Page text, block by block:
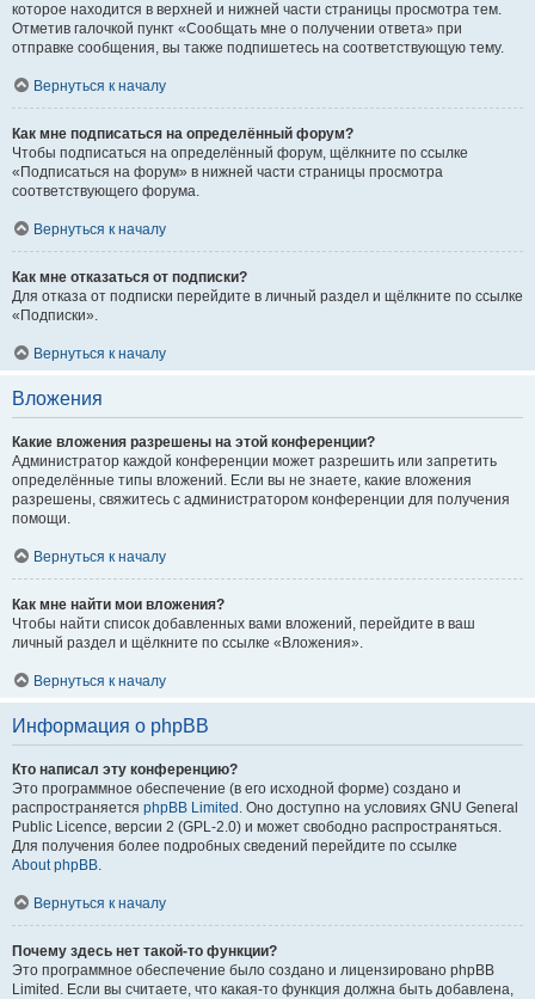
которое находится в верхней и нижней части страницы просмотра тем.
Отметив галочкой пункт «Сообщать мне о получении ответа» при
отправке сообщения, вы также подпишетесь на соответствующую тему.
Вернуться к началу
Как мне подписаться на определённый форум?
Чтобы подписаться на определённый форум, щёлкните по ссылке
«Подписаться на форум» в нижней части страницы просмотра
соответствующего форума.
Вернуться к началу
Как мне отказаться от подписки?
Для отказа от подписки перейдите в личный раздел и щёлкните по ссылке
«Подписки».
Вернуться к началу
Вложения
Какие вложения разрешены на этой конференции?
Администратор каждой конференции может разрешить или запретить
определённые типы вложений. Если вы не знаете, какие вложения
разрешены, свяжитесь с администратором конференции для получения
помощи.
Вернуться к началу
Как мне найти мои вложения?
Чтобы найти список добавленных вами вложений, перейдите в ваш
личный раздел и щёлкните по ссылке «Вложения».
Вернуться к началу
Информация о phpBB
Кто написал эту конференцию?
Это программное обеспечение (в его исходной форме) создано и
распространяется phpBB Limited . Оно доступно на условиях GNU General
Public Licence, версии 2 (GPL-2.0) и может свободно распространяться.
Для получения более подробных сведений перейдите по ссылке
About phpBB.
Вернуться к началу
Почему здесь нет такой-то функции?
Это программное обеспечение было создано и лицензировано phpBB
Limited. Если вы считаете, что какая-то функция должна быть добавлена,